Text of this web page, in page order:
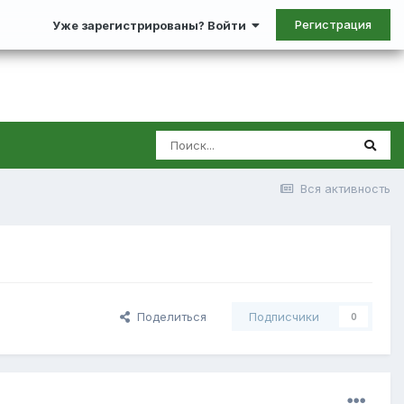
Уже зарегистрированы? Войти Регистрация
Вся активность
Поделиться Подписчики 0